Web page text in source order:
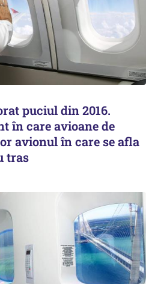
puciul din 2016.
în care avioane de
avionul în care se afla
tras